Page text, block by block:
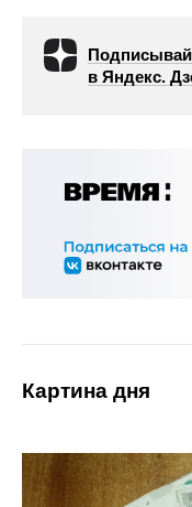
в Яндекс.
Картина дня